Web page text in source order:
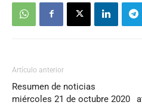
Artículo anterior
Resumen de noticias
miércoles 21 de octubre 2020